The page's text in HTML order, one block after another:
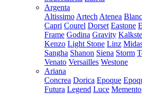
Argenta
Altissimo Artech Atenea
Capri Courel Dorset Eastone
Frame Godina Gravity
Kenzo Light Stone Linz
Sangha Shanon Siena Storm
Venato Versailles Westone
Ariana
Concrea Dorica Epoque
Futura Legend Luce Memento